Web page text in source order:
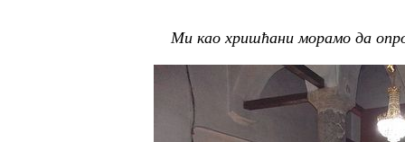
Ми као хришћани морамо да